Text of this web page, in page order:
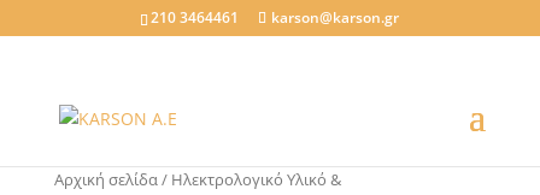
210 3464461 karson@karson.gr
Αρχική σελίδα/ Ηλεκτρολογικό Υλικό &